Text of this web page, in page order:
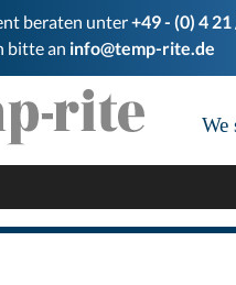
beraten unter+49 - (0) 4
an info@temp-rite.de
We